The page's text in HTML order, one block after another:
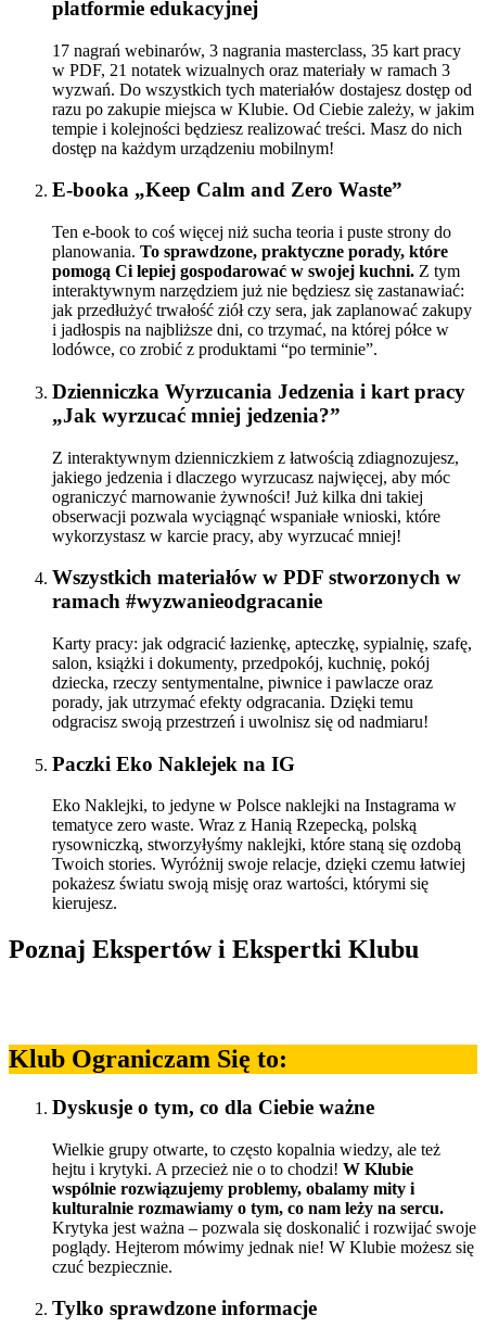
platformie edukacyjnej
17 nagrań webinarów, 3 nagrania masterclass, 35 kart pracy
w PDF, 21 notatek wizualnych oraz materiały w ramach 3
wyzwań. Do wszystkich tych materiałów dostajesz dostęp od
razu po zakupie miejsca w Klubie. Od Ciebie zależy, w jakim
tempie i kolejności będziesz realizować treści. Masz do nich
dostęp na każdym urządzeniu mobilnym!
E-booka „Keep Calm and Zero Waste”
Ten e-book to coś więcej niż sucha teoria i puste strony do
planowania. To sprawdzone, praktyczne porady, które
pomogą Ci lepiej gospodarować w swojej kuchni. Z tym
interaktywnym narzędziem już nie będziesz się zastanawiać:
jak przedłużyć trwałość ziół czy sera, jak zaplanować zakupy
i jadłospis na najbliższe dni, co trzymać, na której półce w
lodówce, co zrobić z produktami “po terminie”.
Dzienniczka Wyrzucania Jedzenia i kart pracy
„Jak wyrzucać mniej jedzenia?”
Z interaktywnym dzienniczkiem z łatwością zdiagnozujesz,
jakiego jedzenia i dlaczego wyrzucasz najwięcej, aby móc
ograniczyć marnowanie żywności! Już kilka dni takiej
obserwacji pozwala wyciągnąć wspaniałe wnioski, które
wykorzystasz w karcie pracy, aby wyrzucać mniej!
Wszystkich materiałów w PDF stworzonych w
ramach #wyzwanieodgracanie
Karty pracy: jak odgracić łazienkę, apteczkę, sypialnię, szafę,
salon, książki i dokumenty, przedpokój, kuchnię, pokój
dziecka, rzeczy sentymentalne, piwnice i pawlacze oraz
porady, jak utrzymać efekty odgracania. Dzięki temu
odgracisz swoją przestrzeń i uwolnisz się od nadmiaru!
Paczki Eko Naklejek na IG
Eko Naklejki, to jedyne w Polsce naklejki na Instagrama w
tematyce zero waste. Wraz z Hanią Rzepecką, polską
rysowniczką, stworzyłyśmy naklejki, które staną się ozdobą
Twoich stories. Wyróżnij swoje relacje, dzięki czemu łatwiej
pokażesz światu swoją misję oraz wartości, którymi się
kierujesz.
Poznaj Ekspertów i Ekspertki Klubu
Klub Ograniczam Się to:
Dyskusje o tym, co dla Ciebie ważne
Wielkie grupy otwarte, to często kopalnia wiedzy, ale też
hejtu i krytyki. A przecież nie o to chodzi! W Klubie
wspólnie rozwiązujemy problemy, obalamy mity i
kulturalnie rozmawiamy o tym, co nam leży na sercu.
Krytyka jest ważna – pozwala się doskonalić i rozwijać swoje
poglądy. Hejterom mówimy jednak nie! W Klubie możesz się
czuć bezpiecznie.
Tylko sprawdzone informacje